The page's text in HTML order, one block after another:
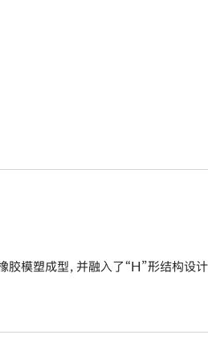
模塑成型，并融入了“H”形结构设计